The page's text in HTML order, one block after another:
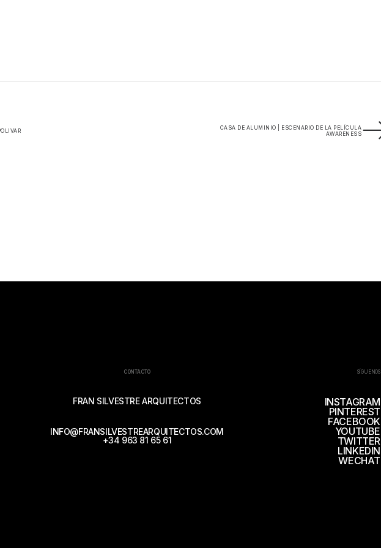
CASA DE ALUMINIO | ESCENARIO DE LA PELÍCULA
AWARENESS
CONTACTO
FRAN SILVESTRE ARQUITECTOS
INFO@FRANSILVESTREARQUITECTOS.COM
+34 963 81 65 61
SÍGUENOS
INSTAGRAM
PINTEREST
FACEBOOK
YOUTUBE
TWITTER
LINKEDIN
WECHAT